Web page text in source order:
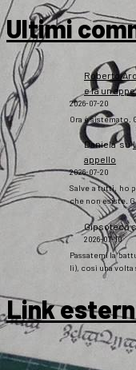
Ultimi
Roberto
e fa un
2026-07-20
Ora è sistemato.
Danielasu
appello
2026-07-20
Salve a tutti, ho
che non esiste.
Gipsoteco
2026-07-10
Passatemi la
lì), così una volta
Link